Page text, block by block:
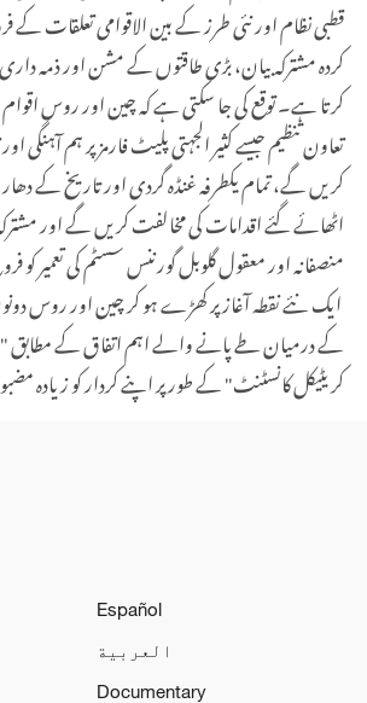
قطبی نظام اور نئی طرز کے بین الاقوامی تعلقات
کردہ مشترکہ بیان، بڑی طاقتوں کے مشن اور ذمہ
کرتا ہے۔ توقع کی جا سکتی ہے کہ چین اور روس اقوام
تعاون تنظیم جیسے کثیر الجہتی پلیٹ فارمز پر ہم آہنگی
کریں گے، تمام یکطرفہ غنڈہ گردی اور تاریخ
اٹھائے گئے اقدامات کی مخالفت کریں گے اور
منصفانہ اور معقول گلوبل گورننس سسٹم کی تعمیر
ایک نئے نقطہ آغاز پر کھڑے ہو کر چین اور روس
کے درمیان طے پانے والے اہم اتفاق کے مطابق
کریٹیکل کانسٹنٹ" کے طور پر اپنے کردار کو زیادہ
Español
العربية
Documentary